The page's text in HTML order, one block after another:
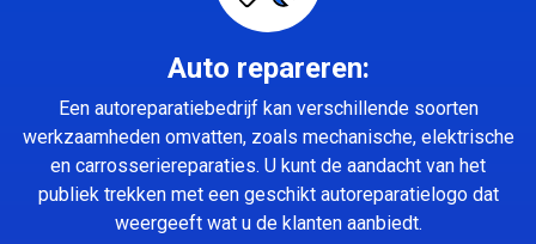
Auto repareren:
Een autoreparatiebedrijf kan verschillende soorten
werkzaamheden omvatten, zoals mechanische, elektrische
en carrosseriereparaties. U kunt de aandacht van het
publiek trekken met een geschikt autoreparatielogo dat
weergeeft wat u de klanten aanbiedt.